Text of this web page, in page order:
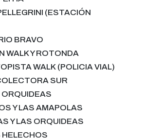
(ESTACIÓN
BRAVO
WALK Y ROTONDA
WALK (POLICIA VIAL)
SUR
ORQUIDEAS
Y LAS AMAPOLAS
Y LAS ORQUIDEAS
HELECHOS